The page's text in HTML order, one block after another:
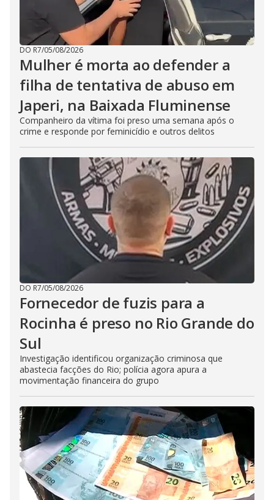
DO R7/05/08/2026
Mulher é morta ao defender a
filha de tentativa de abuso em
Japeri, na Baixada Fluminense
Companheiro da vítima foi preso uma semana após o
crime e responde por feminicídio e outros delitos
DO R7/05/08/2026
Fornecedor de fuzis para a
Rocinha é preso no Rio Grande do
Sul
Investigação identificou organização criminosa que
abastecia facções do Rio; polícia agora apura a
movimentação financeira do grupo